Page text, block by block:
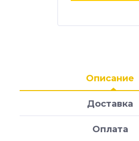
Описание
Доставка
Оплата